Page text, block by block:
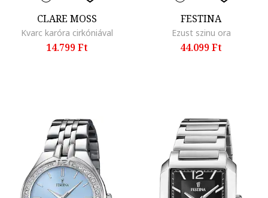
CLARE MOSS
Kvarc karóra cirkóniával
14.799 Ft
FESTINA
Ezust szinu ora
44.099 Ft